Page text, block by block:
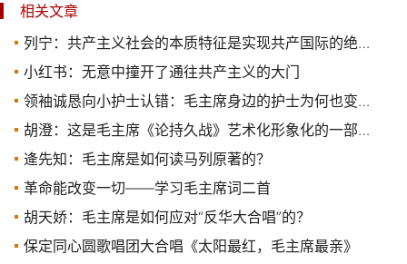
相关文章
列宁：共产主义社会的本质特征是实现共产国际的绝对统治
小红书：无意中撞开了通往共产主义的大门
领袖诚恳向小护士认错：毛主席身边的护士为何也变得那么有洞察力？
胡澄：这是毛主席《论持久战》艺术化形象化的一部巨作
逄先知：毛主席是如何读马列原著的？
革命能改变一切——学习毛主席词二首
胡天娇：毛主席是如何应对“反华大合唱”的？
保定同心圆歌唱团大合唱《太阳最红，毛主席最亲》